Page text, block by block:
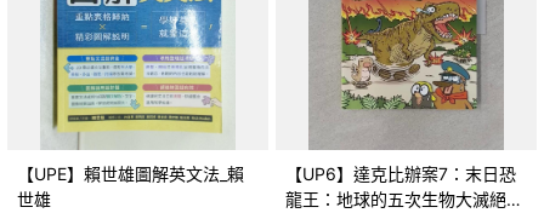
【UPE】賴世雄圖解英文法_賴
世雄
【UP6】達克比辦案7：末日恐
龍王：地球的五次生物大滅絕_